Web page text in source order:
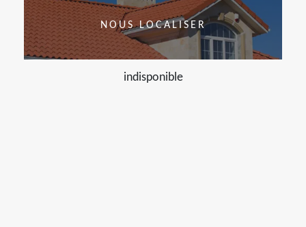
NOUS LOCALISER
indisponible